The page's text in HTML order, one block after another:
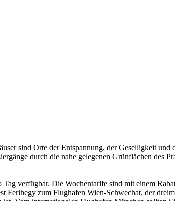
sind Orte der Entspannung, der Geselligkeit und
durch die nahe gelegenen Grünflächen des
verfügbar. Die Wochentarife sind mit einem
Ferihegy zum Flughafen Wien-Schwechat, der